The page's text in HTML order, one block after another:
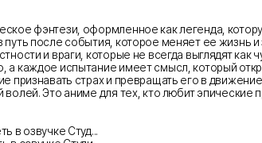
фэнтези, оформленное как легенда,
путь после события, которое меняет ее
и враги, которые не всегда выглядят
а каждое испытание имеет смысл, который
признавать страх и превращать его в
волей. Это аниме для тех, кто любит
в озвучке Студ...